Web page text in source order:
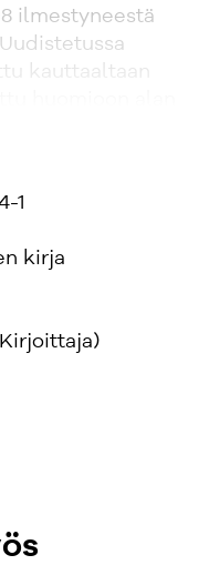
ilmestyneestä
kauttaaltaan
tietolähteeksi
välittäjille,
tahoille ja
Se soveltuu
1
kirja